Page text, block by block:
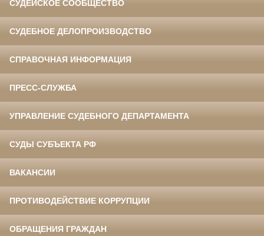
СУДЕЙСКОЕ СООБЩЕСТВО
СУДЕБНОЕ ДЕЛОПРОИЗВОДСТВО
СПРАВОЧНАЯ ИНФОРМАЦИЯ
ПРЕСС-СЛУЖБА
УПРАВЛЕНИЕ СУДЕБНОГО ДЕПАРТАМЕНТА
СУДЫ СУБЪЕКТА РФ
ВАКАНСИИ
ПРОТИВОДЕЙСТВИЕ КОРРУПЦИИ
ОБРАЩЕНИЯ ГРАЖДАН